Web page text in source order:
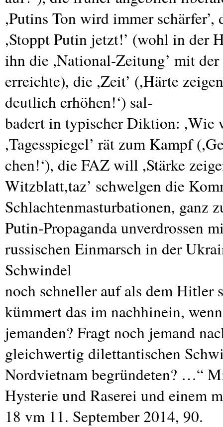
,Putins Ton wird immer
,Stoppt Putin jetzt!’ (wohl in der
ihn die ,National-Zeitung’ mit
erreichte), die ,Zeit’ (,Härte
deutlich erhöhen!‘) sal-
badert in typischer Diktion: ,Wie
,Tagesspiegel’ rät zum Kampf
chen!‘), die FAZwill ,Stärke
Witzblatt,taz’ schwelgen die
Schlachtenmasturbationen, ganz
Putin-Propaganda unverdrossen
russischen Einmarsch in der
Schwindel
noch schneller auf als dem Hitler
kümmert das im nachhinein,
jemanden? Fragt noch jemand
gleichwertig dilettantischen
Nordvietnam begründeten? …“
Hysterie und Raserei und einem
18 vm 11. September 2014, 90.